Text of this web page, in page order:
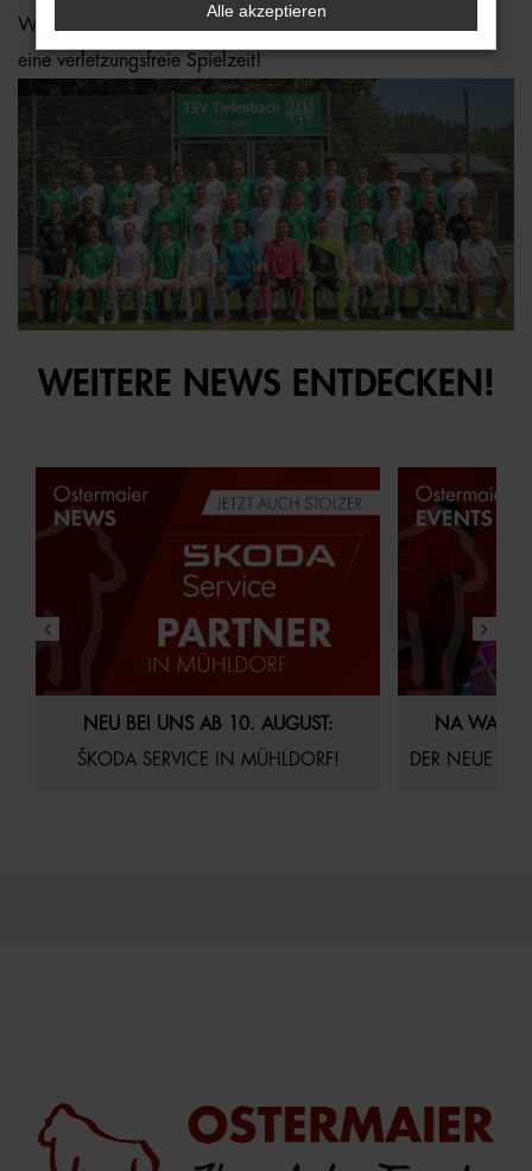
Wir wünschen Euch für die gesteckten Ziele viel Erfolg und
eine verletzungsfreie Spielzeit!
WEITERE NEWS ENTDECKEN!
29.07.2026 Aktuelles Startseite
NEU BEI UNS AB 10. AUGUST:
ŠKODA SERVICE IN MÜHLDORF!
21.07.2026
NA WAS
DER NEUE AUDI
Alle akzeptieren